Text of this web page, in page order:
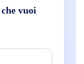
vuoi